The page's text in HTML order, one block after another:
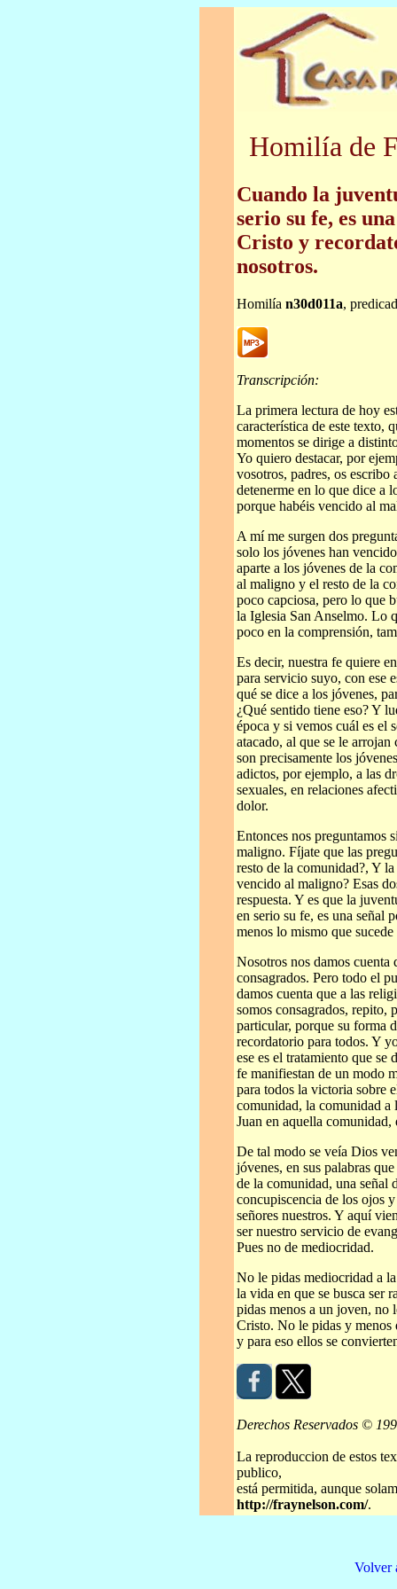
Homilía de
Cuando la
serio su fe, es
Cristo y
nosotros.
Homilía n30d011a,
Transcripción:
La primera lectura de hoy
característica de este texto,
momentos se dirige a
Yo quiero destacar, por
vosotros, padres, os
detenerme en lo que dice a
porque habéis vencido al
A mí me surgen dos
solo los jóvenes han
aparte a los jóvenes de la
al maligno y el resto de la
poco capciosa, pero lo que
la Iglesia San Anselmo. Lo
poco en la comprensión,
Es decir, nuestra fe quiere
para servicio suyo, con ese
qué se dice a los jóvenes,
¿Qué sentido tiene eso? Y
época y si vemos cuál es el
atacado, al que se le
son precisamente los
adictos, por ejemplo, a las
sexuales, en relaciones
dolor.
Entonces nos preguntamos
maligno. Fíjate que las
resto de la comunidad?, Y
vencido al maligno? Esas
respuesta. Y es que la
en serio su fe, es una señal
menos lo mismo que
Nosotros nos damos cuenta
consagrados. Pero todo el
damos cuenta que a las
somos consagrados, repito,
particular, porque su forma
recordatorio para todos. Y
ese es el tratamiento que
fe manifiestan de un modo
para todos la victoria sobre
comunidad, la comunidad a
Juan en aquella
De tal modo se veía Dios
jóvenes, en sus palabras
de la comunidad, una señal
concupiscencia de los ojos
señores nuestros. Y aquí
ser nuestro servicio de
Pues no de mediocridad.
No le pidas mediocridad a
la vida en que se busca ser
pidas menos a un joven, no
Cristo. No le pidas y menos
y para eso ellos se
Derechos Reservados ©
La reproduccion de estos
publico,
está permitida, aunque
http://fraynelson.com/.
Volver